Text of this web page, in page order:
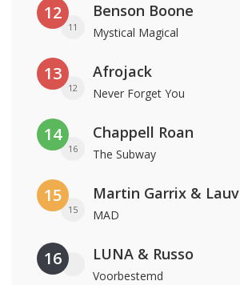
12
11
Benson Boone
Mystical Magical
13
12
Afrojack
Never Forget You
14
16
Chappell Roan
The Subway
15
15
Martin Garrix & Lauv
MAD
16 LUNA & Russo
Voorbestemd